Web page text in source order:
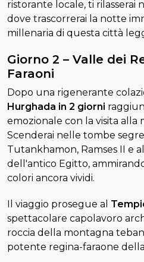
ristorante locale, ti rilasserai
dove trascorrerai la notte
millenaria di questa città
Giorno 2 – Valle dei
Faraoni
Dopo una rigenerante
Hurghada in 2 giorni
emozionale con la visita alla
Scenderai nelle tombe
Tutankhamon, Ramses II e
dell'antico Egitto,
colori ancora vividi.
Il viaggio prosegue al
spettacolare capolavoro
roccia della montagna
potente regina-faraone